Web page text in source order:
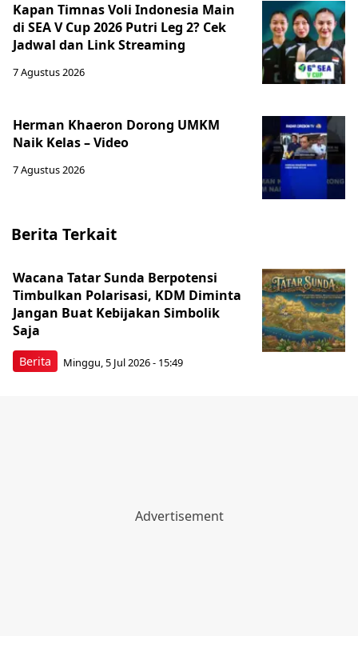
Kapan Timnas Voli Indonesia Main
di SEA V Cup 2026 Putri Leg 2? Cek
Jadwal dan Link Streaming
7 Agustus 2026
Herman Khaeron Dorong UMKM
Naik Kelas – Video
7 Agustus 2026
Berita Terkait
Berita
Wacana Tatar Sunda Berpotensi
Timbulkan Polarisasi, KDM Diminta
Jangan Buat Kebijakan Simbolik
Saja
Minggu, 5 Jul 2026 - 15:49